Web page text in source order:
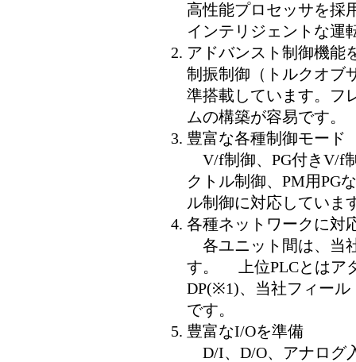
高性能プロセッサを採
インテリジェントな運
アドバンスト制御機能
制振制御（トルクオブ
準搭載しています。フ
ムの構築が容易です。
豊富な各種制御モード
V/f制御、PG付きV/f
クトル制御、PM用PG
ル制御に対応していま
各種ネットワークに対
各ユニット間は、当
す。 上位PLCとはア
DP(※1)、当社フィール
です。
豊富なI/Oを準備
D/I、D/O、アナログ